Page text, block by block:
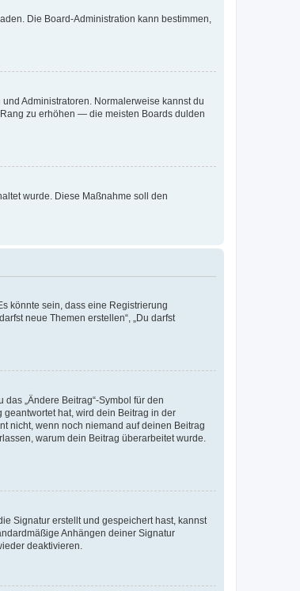
Die Board-Administration kann bestimmen,
Administratoren. Normalerweise kannst du
zu erhöhen — die meisten Boards dulden
wurde. Diese Maßnahme soll den
könnte sein, dass eine Registrierung
neue Themen erstellen“, „Du darfst
„Ändere Beitrag“-Symbol für den
hat, wird dein Beitrag in der
nicht, wenn noch niemand auf deinen Beitrag
warum dein Beitrag überarbeitet wurde.
Signatur erstellt und gespeichert hast, kannst
Anhängen deiner Signatur
deaktivieren.